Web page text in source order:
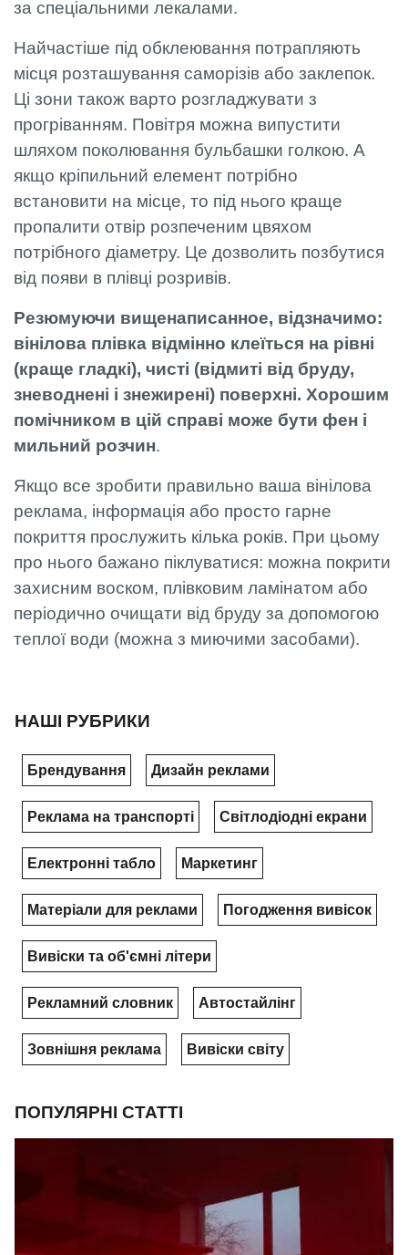
за спеціальними лекалами.
Найчастіше під обклеювання потрапляють
місця розташування саморізів або заклепок.
Ці зони також варто розгладжувати з
прогріванням. Повітря можна випустити
шляхом поколювання бульбашки голкою. А
якщо кріпильний елемент потрібно
встановити на місце, то під нього краще
пропалити отвір розпеченим цвяхом
потрібного діаметру. Це дозволить позбутися
від появи в плівці розривів.
Резюмуючи вищенаписанное, відзначимо:
вінілова плівка відмінно клеїться на рівні
(краще гладкі), чисті (відмиті від бруду,
зневоднені і знежирені) поверхні. Хорошим
помічником в цій справі може бути фен і
мильний розчин.
Якщо все зробити правильно ваша вінілова
реклама, інформація або просто гарне
покриття прослужить кілька років. При цьому
про нього бажано піклуватися: можна покрити
захисним воском, плівковим ламінатом або
періодично очищати від бруду за допомогою
теплої води (можна з миючими засобами).
НАШІ РУБРИКИ
Брендування Дизайн реклами
Реклама на транспорті Світлодіодні екрани
Електронні табло Маркетинг
Матеріали для реклами Погодження вивісок
Вивіски та об'ємні літери
Рекламний словник Автостайлінг
Зовнішня реклама Вивіски світу
ПОПУЛЯРНІ СТАТТІ